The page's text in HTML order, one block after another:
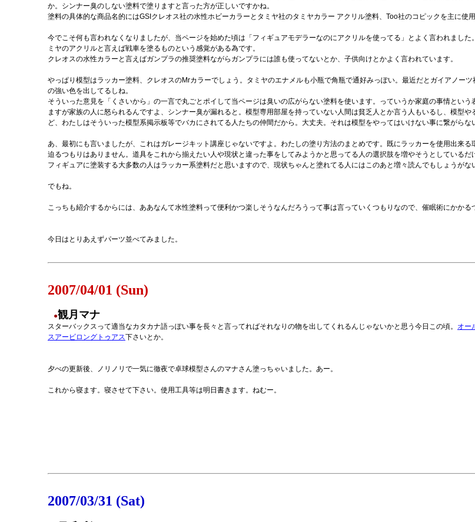
か。シンナー臭のしない塗料で塗りますと言った方が正しいですかね。
塗料の具体的な商品名的にはGSIクレオス社の水性ホビーカラーとタミヤ社のタミヤカラー アクリル塗料、Too社のコピックを主に使用
今でこそ何も言われなくなりましたが、当ページを始めた頃は「フィギュアモデラーなのにアクリルを使ってる」とよく言われました
ミヤのアクリルと言えば戦車を塗るものという感覚がある為です。
クレオスの水性カラーと言えばガンプラの推奨塗料ながらガンプラには誰も使ってないとか、子供向けとかよく言われています。
やっぱり模型はラッカー塗料、クレオスのMrカラーでしょう。タミヤのエナメルも小瓶で角瓶で通好みっぽい。最近だとガイアノーツ
の強い色を出してるしね。
そういった意見を「くさいから」の一言で丸ごとポイして当ページは臭いの広がらない塗料を使います。っていうか家庭の事情という
ますが家族の人に怒られるんですよ、シンナー臭が漏れると。模型専用部屋を持っていない人間は貧乏人とか言う人もいるし、模型
ど、わたしはそういった模型系掲示板等でバカにされてる人たちの仲間だから。大丈夫。それは模型をやってはいけない事に繋がらな
あ、最初にも言いましたが、これはガレージキット講座じゃないですよ。わたしの塗り方法のまとめです。既にラッカーを使用出来
迫るつもりはありません。道具をこれから揃えたい人や現状と違った事をしてみようかと思ってる人の選択肢を増やそうとしているだ
フィギュアに塗装する大多数の人はラッカー系塗料だと思いますので、現状ちゃんと塗れてる人にはこのあと増々読んでもしょうがな
でもね。
こっちも紹介するからには、ああなんて水性塗料って便利かつ楽しそうなんだろうって事は言っていくつもりなので、催眠術にかかる
今日はとりあえずパーツ並べてみました。
2007/04/01 (Sun)
●観月マナ
スターバックスって適当なカタカナ語っぽい事を長々と言ってればそれなりの物を出してくれるんじゃないかと思う今日この頃。 オー
スアービロングトゥアス下さいとか。
夕べの更新後、ノリノリで一気に徹夜で卓球模型さんのマナさん塗っちゃいました。あー。
これから寝ます。寝させて下さい。使用工具等は明日書きます。ねむー。
2007/03/31 (Sat)